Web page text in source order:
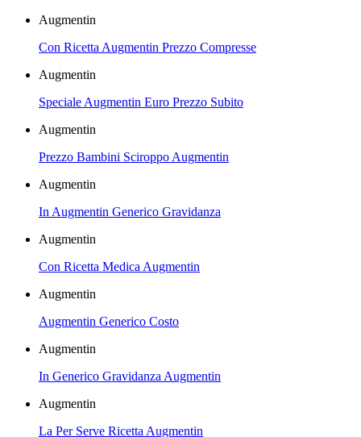
Augmentin
Con Ricetta Augmentin Prezzo Compresse
Augmentin
Speciale Augmentin Euro Prezzo Subito
Augmentin
Prezzo Bambini Sciroppo Augmentin
Augmentin
In Augmentin Generico Gravidanza
Augmentin
Con Ricetta Medica Augmentin
Augmentin
Augmentin Generico Costo
Augmentin
In Generico Gravidanza Augmentin
Augmentin
La Per Serve Ricetta Augmentin